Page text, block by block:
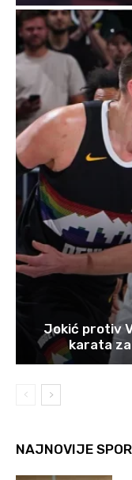
Jokić protiv
karata
NAJNOVIJE